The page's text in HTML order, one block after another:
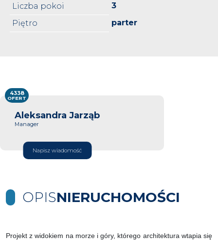
Liczba pokoi
3
Piętro
parter
Aleksandra Jarząb
Manager
Napisz wiadomość
4338
OFERT
OPISNIERUCHOMOŚCI
Projekt z widokiem na morze i góry, którego architektura wtapia się